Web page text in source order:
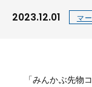
2023.12.01 マ
「みんかぶ先物